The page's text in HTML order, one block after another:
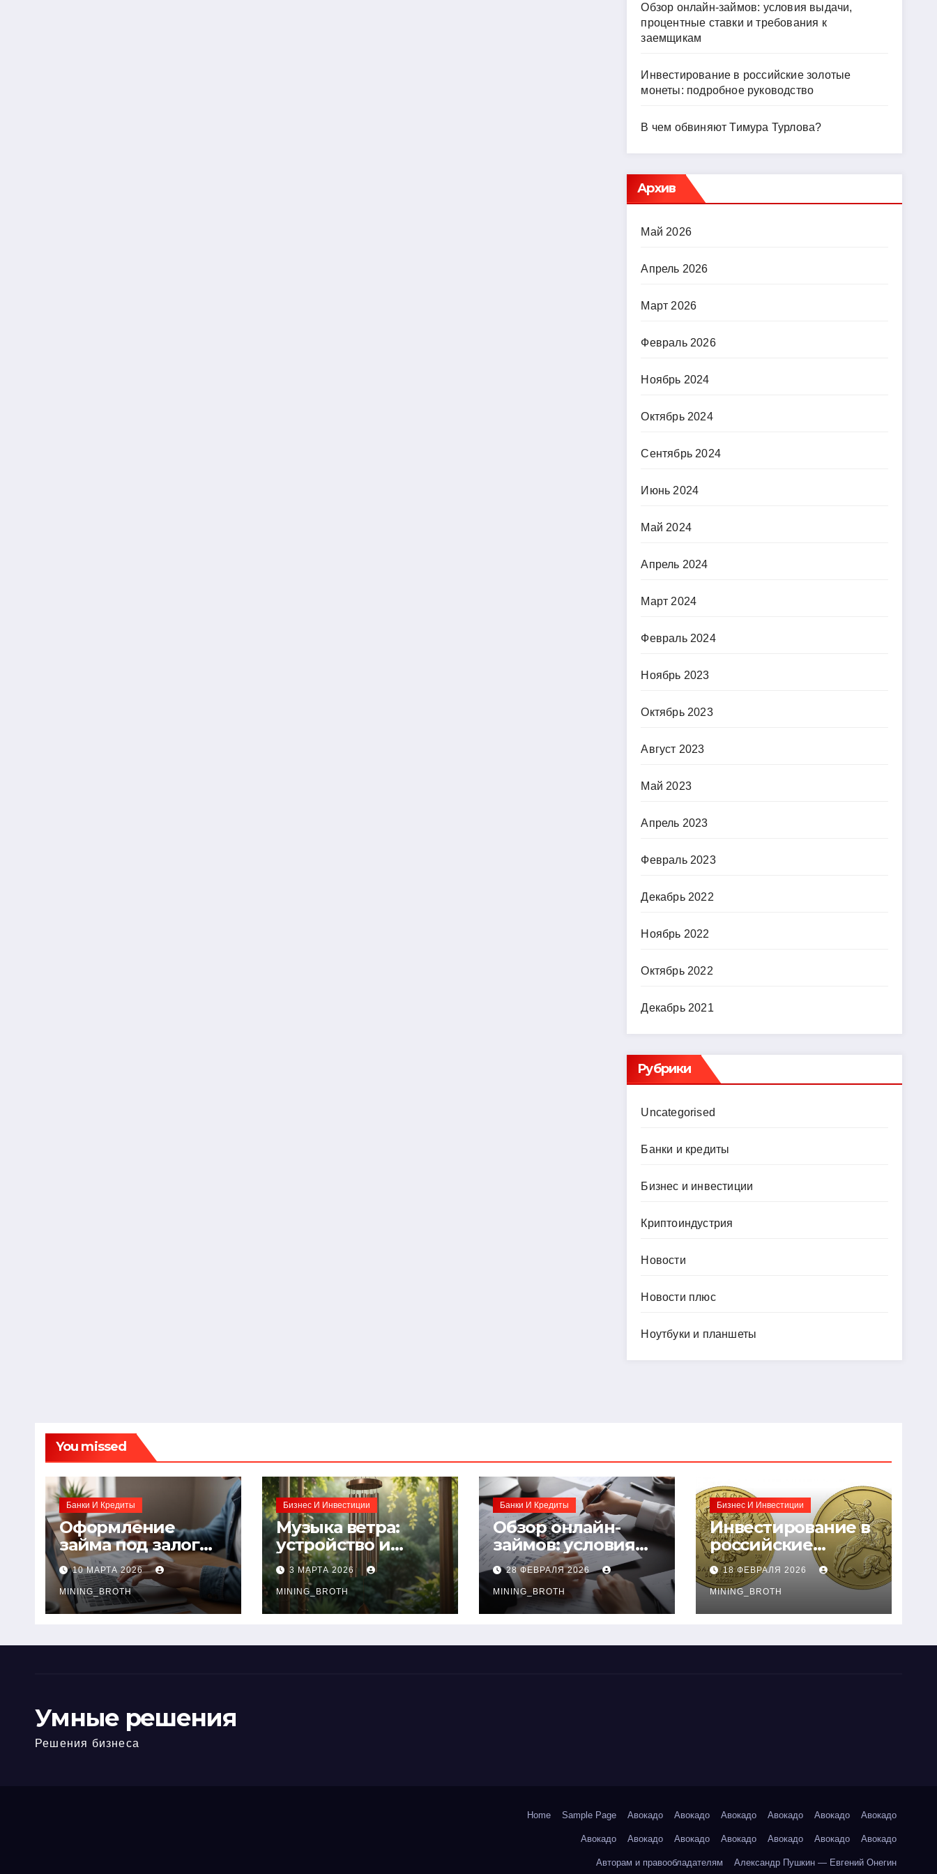
Обзор онлайн-займов: условия выдачи,
процентные ставки и требования к
заемщикам
Инвестирование в российские золотые
монеты: подробное руководство
В чем обвиняют Тимура Турлова?
Архив
Май 2026
Апрель 2026
Март 2026
Февраль 2026
Ноябрь 2024
Октябрь 2024
Сентябрь 2024
Июнь 2024
Май 2024
Апрель 2024
Март 2024
Февраль 2024
Ноябрь 2023
Октябрь 2023
Август 2023
Май 2023
Апрель 2023
Февраль 2023
Декабрь 2022
Ноябрь 2022
Октябрь 2022
Декабрь 2021
Рубрики
Uncategorised
Банки и кредиты
Бизнес и инвестиции
Криптоиндустрия
Новости
Новости плюс
Ноутбуки и планшеты
You missed
Банки И Кредиты
Оформление
займа под залог
ПТС онлайн на
карту без визита в
офис: порядок,
требования и
10 МАРТА 2026
MINING_BROTH
Бизнес И Инвестиции
Музыка ветра:
устройство и
принципы
звучания
колокольчиков
3 МАРТА 2026
MINING_BROTH
Банки И Кредиты
Обзор онлайн-
займов: условия
выдачи,
процентные
ставки и
требования к
28 ФЕВРАЛЯ 2026
MINING_BROTH
Бизнес И Инвестиции
Инвестирование в
российские
золотые монеты:
подробное
руководство
18 ФЕВРАЛЯ 2026
MINING_BROTH
Умные решения
Решения бизнеса
Home Sample Page Авокадо Авокадо Авокадо Авокадо Авокадо Авокадо
Авокадо Авокадо Авокадо Авокадо Авокадо Авокадо Авокадо
Авторам и правообладателям Александр Пушкин — Евгений Онегин